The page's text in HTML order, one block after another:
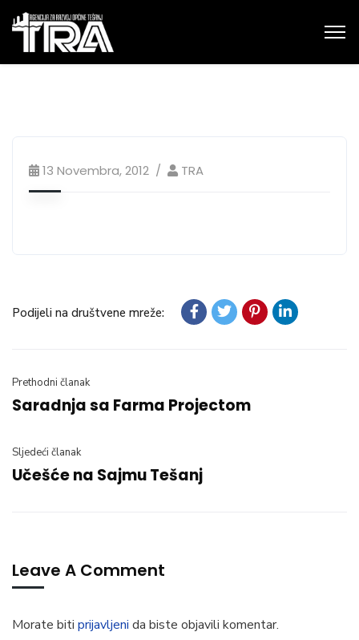
13 Novembra, 2012 TRA
Podijeli na društvene mreže:
Prethodni članak
Saradnja sa Farma Projectom
Sljedeći članak
Učešće na Sajmu Tešanj
Leave A Comment
Morate biti prijavljeni da biste objavili komentar.